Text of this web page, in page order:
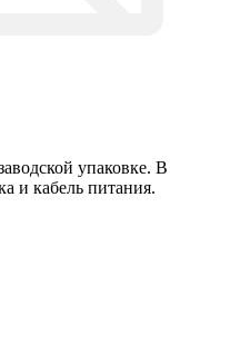
упаковке. В
и кабель питания.